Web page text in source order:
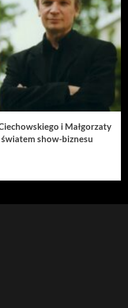
i Małgorzaty
show-biznesu